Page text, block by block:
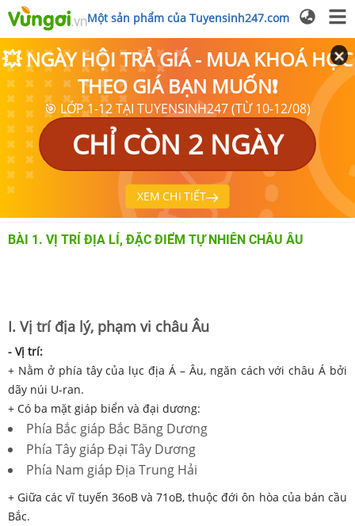
Một sản phẩm của Tuyensinh247.com
💥 NGÀY HỘI TRẢ GIÁ - MUA KHOÁ HỌC
THEO GIÁ BẠN MUỐN❗
🎯 LỚP 1-12 TẠI TUYENSINH247 (TỪ 10-12/08)
CHỈ CÒN 2 NGÀY
XEM CHI TIẾT
BÀI 1. VỊ TRÍ ĐỊA LÍ, ĐẶC ĐIỂM TỰ NHIÊN CHÂU ÂU
I. Vị trí địa lý, phạm vi châu Âu
- Vị trí:
+ Nằm ở phía tây của lục địa Á – Âu, ngăn cách với châu Á bởi
dãy núi U-ran.
+ Có ba mặt giáp biển và đại dương:
Phía Bắc giáp Bắc Băng Dương
Phía Tây giáp Đại Tây Dương
Phía Nam giáp Địa Trung Hải
+ Giữa các vĩ tuyến 36oB và 71oB, thuộc đới ôn hòa của bán cầu
Bắc.